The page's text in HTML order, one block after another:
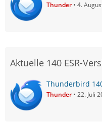
Thunder 4.
Aktuelle 140 ESR-
Thunderbird
Thunder 22. Juli